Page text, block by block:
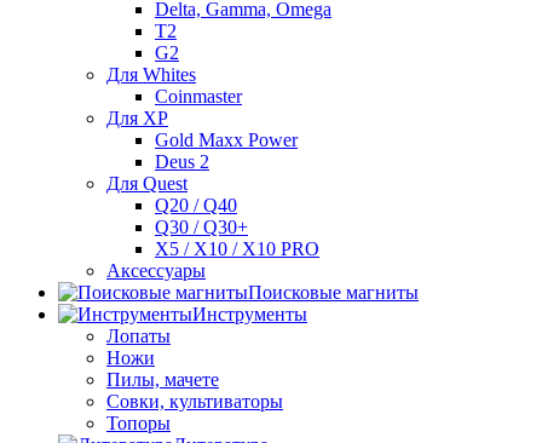
Delta, Gamma, Omega
Т2
G2
Для Whites
Coinmaster
Для XP
Gold Maxx Power
Deus 2
Для Quest
Q20 / Q40
Q30 / Q30+
X5 / X10 / X10 PRO
Аксессуары
Поисковые магниты
Инструменты
Лопаты
Ножи
Пилы, мачете
Совки, культиваторы
Топоры